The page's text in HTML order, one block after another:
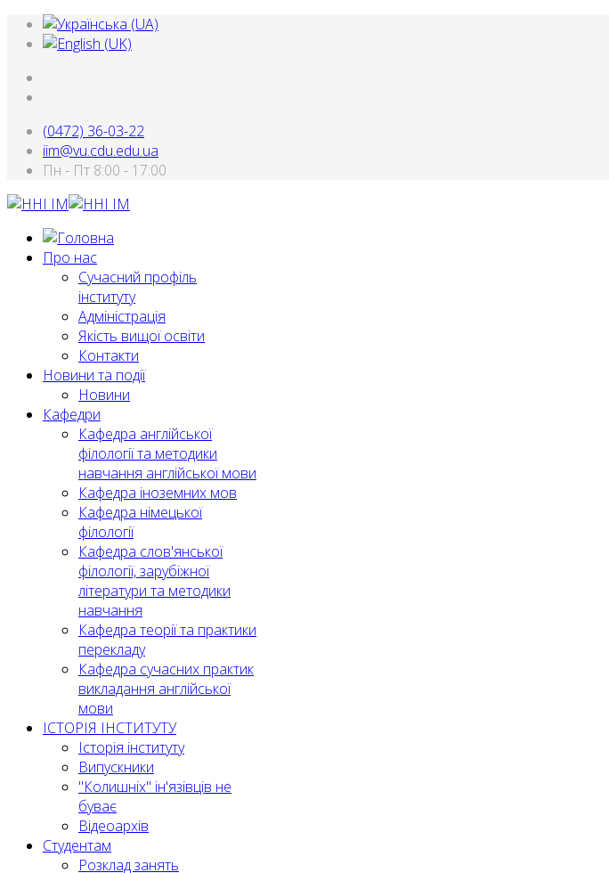
(0472) 36-03-22
iim@vu.cdu.edu.ua
Пн - Пт 8:00 - 17:00
Про нас
Сучасний профіль
інституту
Адміністрація
Якість вищої освіти
Контакти
Новини та події
Новини
Кафедри
Кафедра англійської
філології та методики
навчання англійської мови
Кафедра іноземних мов
Кафедра німецької
філології
Кафедра слов'янської
філології, зарубіжної
літератури та методики
навчання
Кафедра теорії та практики
перекладу
Кафедра сучасних практик
викладання англійської
мови
ІСТОРІЯ ІНСТИТУТУ
Історія інституту
Випускники
"Колишніх" ін'язівців не
буває
Відеоархів
Студентам
Розклад занять